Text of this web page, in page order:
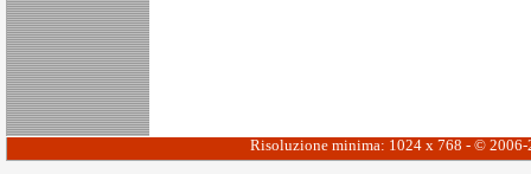
Risoluzione minima: 1024 x 768 - ©